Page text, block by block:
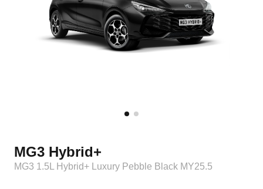
MG3 Hybrid+
MG3 1.5L Hybrid+ Luxury Pebble Black MY25.5